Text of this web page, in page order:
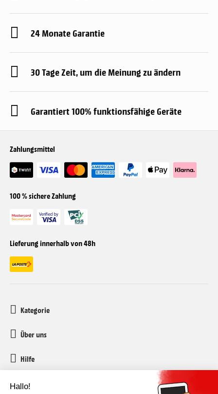
24 Monate Garantie
30 Tage Zeit, um die Meinung zu ändern
Garantiert 100% funktionsfähige Geräte
Zahlungsmittel
100 % sichere Zahlung
Lieferung innerhalb von 48h
Kategorie
Über uns
Hilfe
Kundenservice